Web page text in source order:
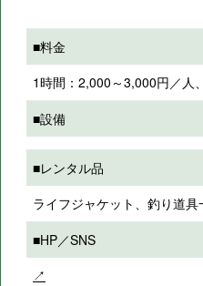
■料金
1時間：2,000～3,000円／人
■設備
■レンタル品
ライフジャケット、釣り道具
■HP／SNS
↗